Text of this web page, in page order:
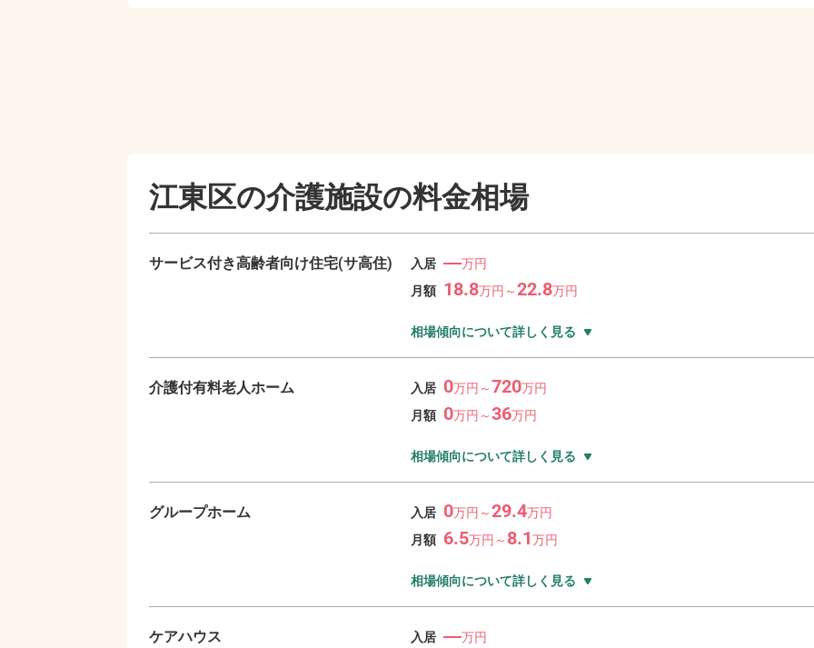
江東区の介護施設の料金相場
サービス付き高齢者向け住宅(サ高住) 入居 ―万円
月額 18.8万円～22.8万円
相場傾向について詳しく見る
介護付有料老人ホーム 入居 0万円～720万円
月額 0万円～36万円
相場傾向について詳しく見る
グループホーム 入居 0万円～29.4万円
月額 6.5万円～ 8.1万円
相場傾向について詳しく見る
ケアハウス 入居 ―万円